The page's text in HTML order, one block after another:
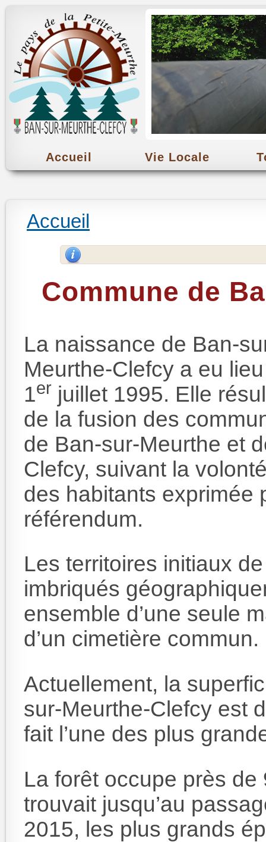
Accueil Vie Locale
Accueil
Commune de
La naissance de Ban-
Meurthe-Clefcy a eu
1er juillet 1995. Elle
de la fusion des
de Ban-sur-Meurthe et
Clefcy, suivant la
des habitants exprimée
référendum.
Les territoires initiaux
imbriqués
ensemble d’une seule
d’un cimetière commun.
Actuellement, la
sur-Meurthe-Clefcy est
fait l’une des plus
La forêt occupe près de
trouvait jusqu’au
2015, les plus grands